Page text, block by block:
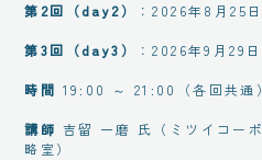
第2回（day2） ：2026年8月25日
第3回（day3） ：2026年9月29日
時間 19:00 ～ 21:00（各回共通）
講師 吉留 一磨 氏（ミツイコー
略室）